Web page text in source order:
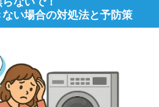
い場合の対処法と予防策